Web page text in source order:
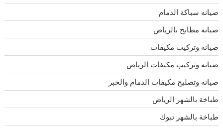
صيانه سباكة الدمام
صيانه مطابخ بالرياض
صيانه وتركيب مكيفات
صيانه وتركيب مكيفات الرياض
صيانه وتصليح مكيفات الدمام والخبر
طباخة بالشهر الرياض
طباخة بالشهر تبوك